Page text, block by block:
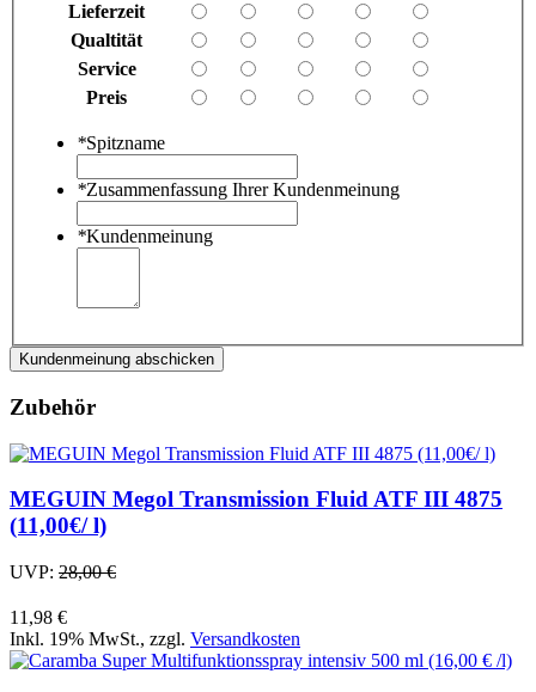
Lieferzeit
Qualtität
Service
Preis
*Spitzname
*Zusammenfassung Ihrer Kundenmeinung
*Kundenmeinung
Kundenmeinung abschicken
Zubehör
MEGUIN Megol Transmission Fluid ATF III 4875
(11,00€/ l)
UVP: 28,00 €
11,98 €
Inkl. 19% MwSt., zzgl. Versandkosten